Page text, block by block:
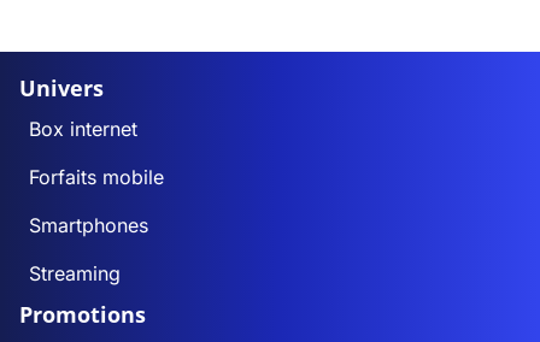
Univers
Box internet
Forfaits mobile
Smartphones
Streaming
Promotions